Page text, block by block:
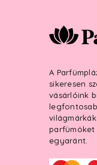
A
sikeresen
vásárlóink
parfümöket
egyaránt.